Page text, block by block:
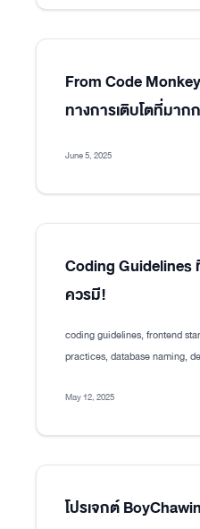
From Code
ทางการเติบโตที่มาก
June 5, 2025
Coding Guidelines
ควรมี!
coding guidelines, frontend
practices, database naming,
May 12, 2025
โปรเจกต์ BoyChawin